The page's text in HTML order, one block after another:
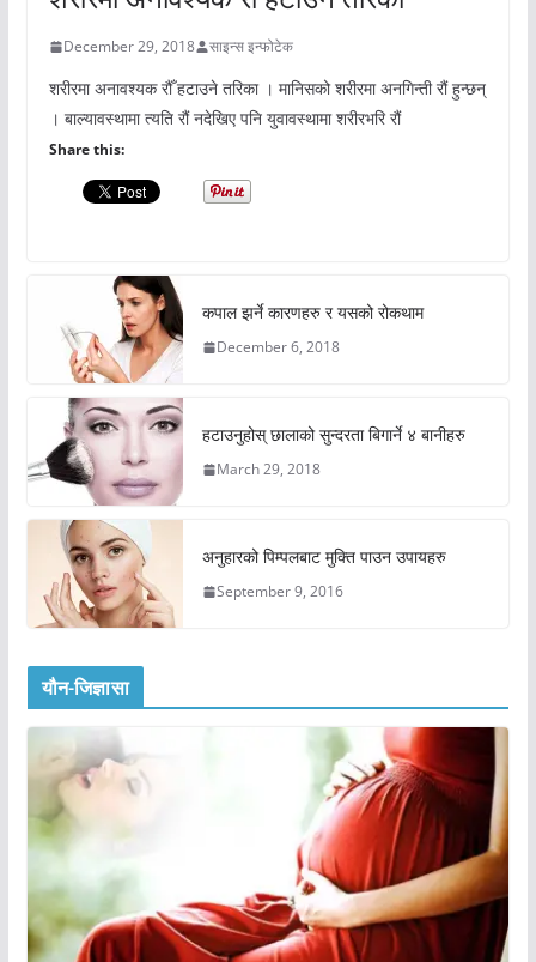
December 29, 2018 साइन्स इन्फोटेक
शरीरमा अनावश्यक रौँ हटाउने तरिका । मानिसको शरीरमा अनगिन्ती रौं हुन्छन्
। बाल्यावस्थामा त्यति रौं नदेखिए पनि युवावस्थामा शरीरभरि रौं
Share this:
कपाल झर्ने कारणहरु र यसको रोकथाम
December 6, 2018
हटाउनुहोस् छालाको सुन्दरता बिगार्ने ४ बानीहरु
March 29, 2018
अनुहारको पिम्पलबाट मुक्ति पाउन उपायहरु
September 9, 2016
यौन-जिज्ञासा